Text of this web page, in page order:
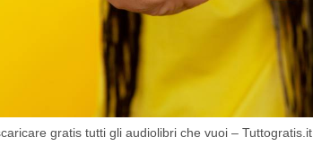
gratis tutti gli audiolibri che vuoi – Tuttogratis.it